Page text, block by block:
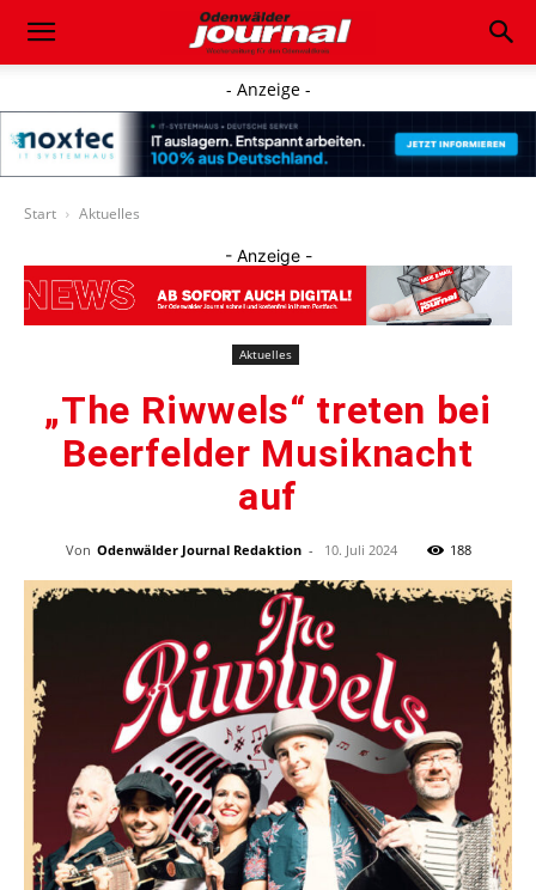
- Anzeige -
Start Aktuelles
- Anzeige -
Aktuelles
„The Riwwels“ treten bei
Beerfelder Musiknacht
auf
Von Odenwälder Journal Redaktion - 10. Juli 2024 188